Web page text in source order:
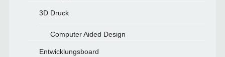
3D Druck
Computer Aided Design
Entwicklungsboard